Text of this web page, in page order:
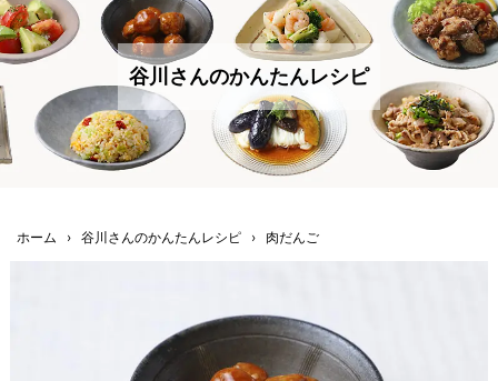
谷川さんのかんたんレシピ
ホーム › 谷川さんのかんたんレシピ › 肉だんご